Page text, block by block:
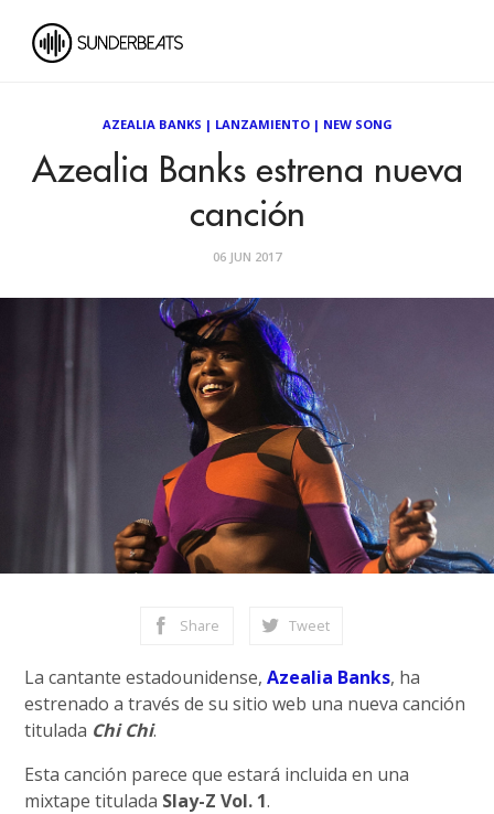
AZEALIA BANKS | LANZAMIENTO| NEW SONG
Azealia Banks estrena nueva
canción
06 JUN 2017
Share Tweet
La cantante estadounidense,Azealia Banks, ha
estrenado a través de su sitio web una nueva canción
titulada Chi Chi.
Esta canción parece que estará incluida en una
mixtape titulada Slay-Z Vol. 1.